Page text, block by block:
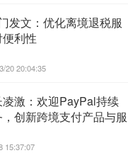
发文：优化离境退税服
利性
20 20:04:35
激：欢迎PayPal持续
创新跨境支付产品与服
15:37:07